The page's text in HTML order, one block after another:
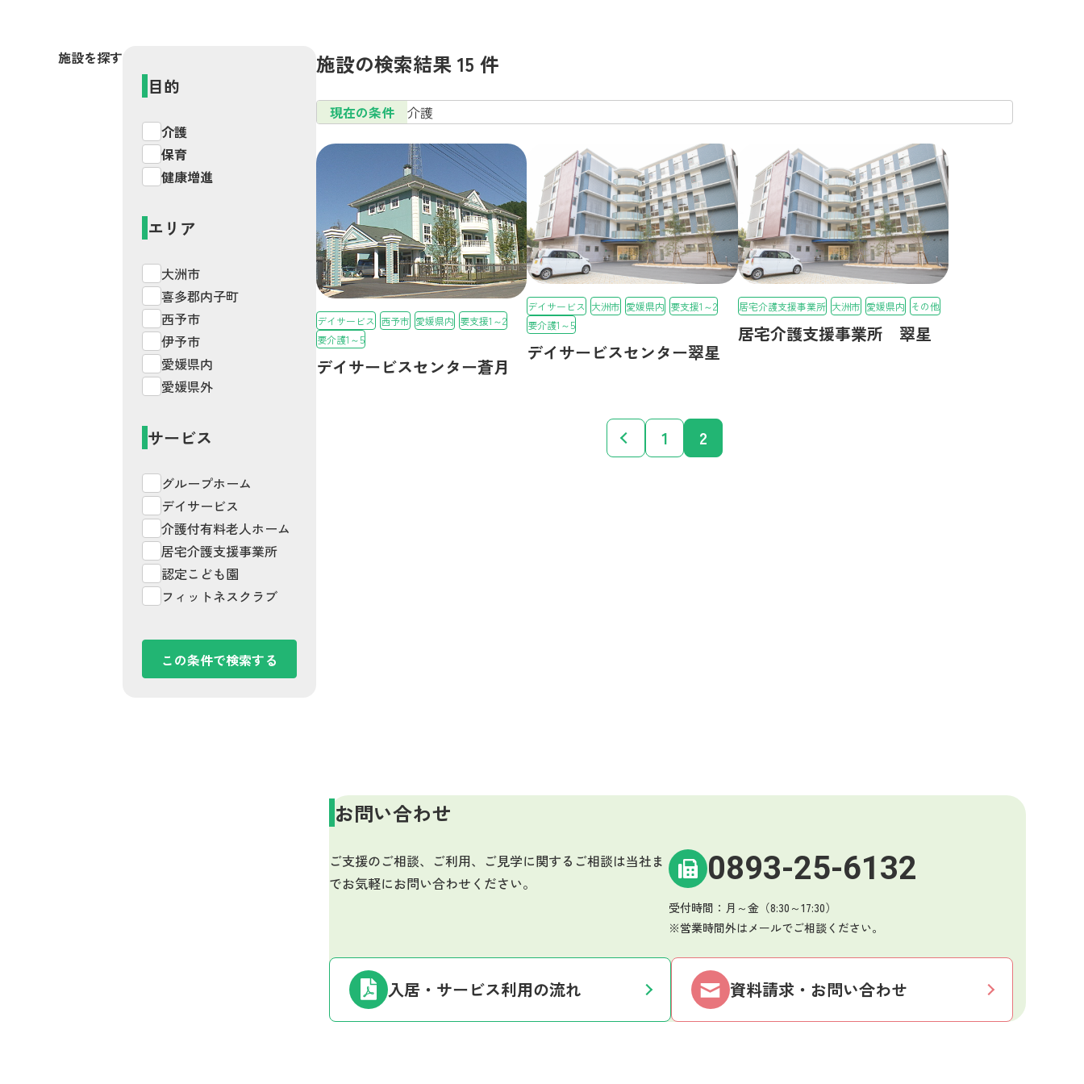
施設を探す 施設の検索結果 15 件
現在の条件 介護
デイサービス 西予市 愛媛県内 要支援1～2
要介護1～5
デイサービスセンター蒼月
デイサービス 大洲市 愛媛県内 要支援1～2
要介護1～5
デイサービスセンター翠星
居宅介護支援事業所 大洲市 愛媛県内 その他
居宅介護支援事業所 翠星
« 1 2
目的
介護
要支援1
要支援2（事業対象者）
要介護3
保育
健康増進
エリア
大洲市
喜多郡内子町
西予市
伊予市
愛媛県内
愛媛県外
サービス
グループホーム
デイサービス
介護付有料老人ホーム
居宅介護支援事業所
認定こども園
フィットネスクラブ
お問い合わせ
ご支援のご相談、ご利用、ご見学に関するご相談は当社ま
でお気軽にお問い合わせください。
0893-25-6132
受付時間：月～金（8:30～17:30）
※営業時間外はメールでご相談ください。
入居・サービス利用の流れ 資料請求・お問い合わせ